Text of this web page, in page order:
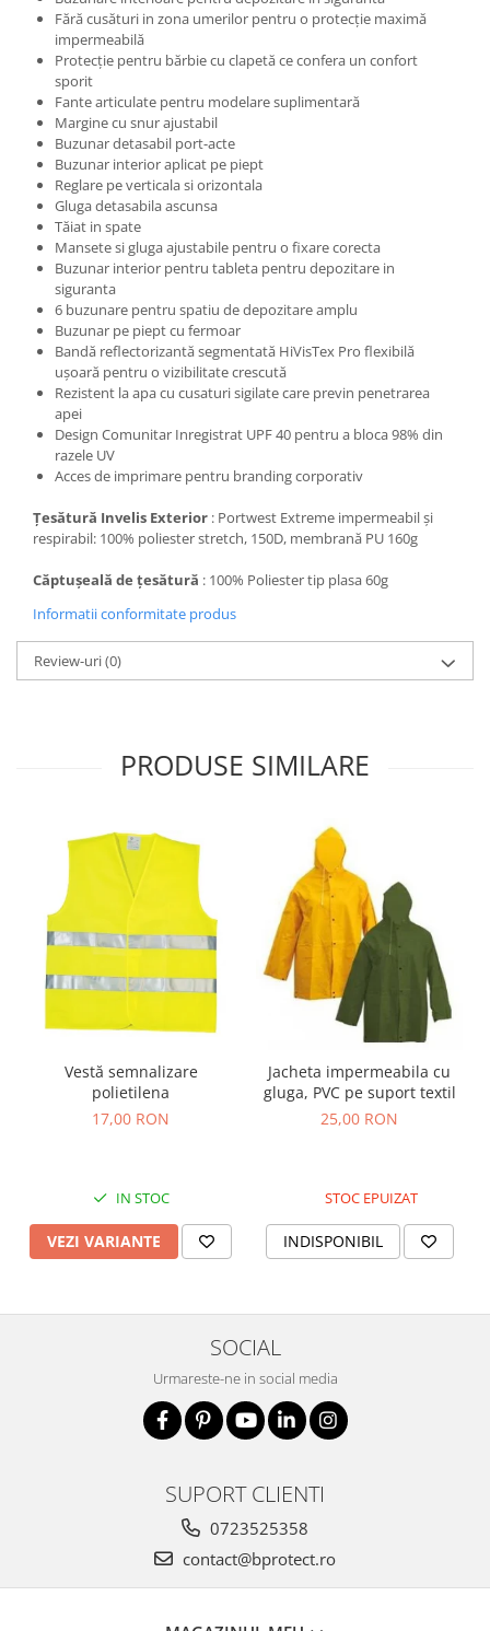
Fără cusături in zona umerilor pentru o protecție maximă
impermeabilă
Protecție pentru bărbie cu clapetă ce confera un confort
sporit
Fante articulate pentru modelare suplimentară
Margine cu snur ajustabil
Buzunar detasabil port-acte
Buzunar interior aplicat pe piept
Reglare pe verticala si orizontala
Gluga detasabila ascunsa
Tăiat in spate
Mansete si gluga ajustabile pentru o fixare corecta
Buzunar interior pentru tableta pentru depozitare in
siguranta
6 buzunare pentru spatiu de depozitare amplu
Buzunar pe piept cu fermoar
Bandă reflectorizantă segmentată HiVisTex Pro flexibilă
ușoară pentru o vizibilitate crescută
Rezistent la apa cu cusaturi sigilate care previn penetrarea
apei
Design Comunitar Inregistrat UPF 40 pentru a bloca 98% din
razele UV
Acces de imprimare pentru branding corporativ
Țesătură Invelis Exterior : Portwest Extreme impermeabil și
respirabil: 100% poliester stretch, 150D, membrană PU 160g
Căptușeală de țesătură : 100% Poliester tip plasa 60g
Informatii conformitate produs
Review-uri(0)
PRODUSE SIMILARE
Vestă semnalizare
polietilena
17,00 RON
IN STOC
VEZI VARIANTE
Jacheta impermeabila cu
gluga, PVC pe suport textil
25,00 RON
STOC EPUIZAT
INDISPONIBIL
SOCIAL
Urmareste-ne in social media
SUPORT CLIENTI
0723525358
contact@bprotect.ro